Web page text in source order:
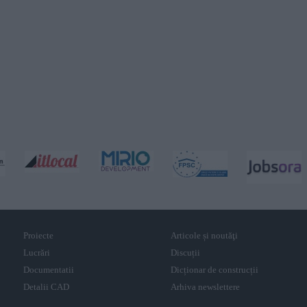
Proiecte
Lucrări
Documentatii
Detalii CAD
Articole și noutăţi
Discuții
Dicționar de construcții
Arhiva newslettere